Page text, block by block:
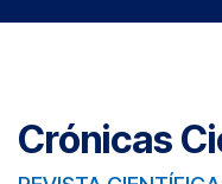
Crónicas